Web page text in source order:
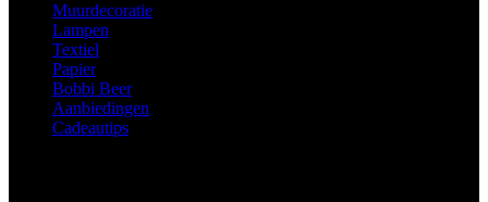
Muurdecoratie
Lampen
Textiel
Papier
Bobbi Beer
Aanbiedingen
Cadeautips